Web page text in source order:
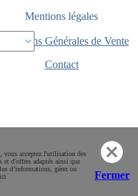
vous acceptez l'utilisation des
d'offres adaptés ainsi que
d’informations, gérer ou
Fermer
Mentions légales
Conditions Générales de Vente
Contact